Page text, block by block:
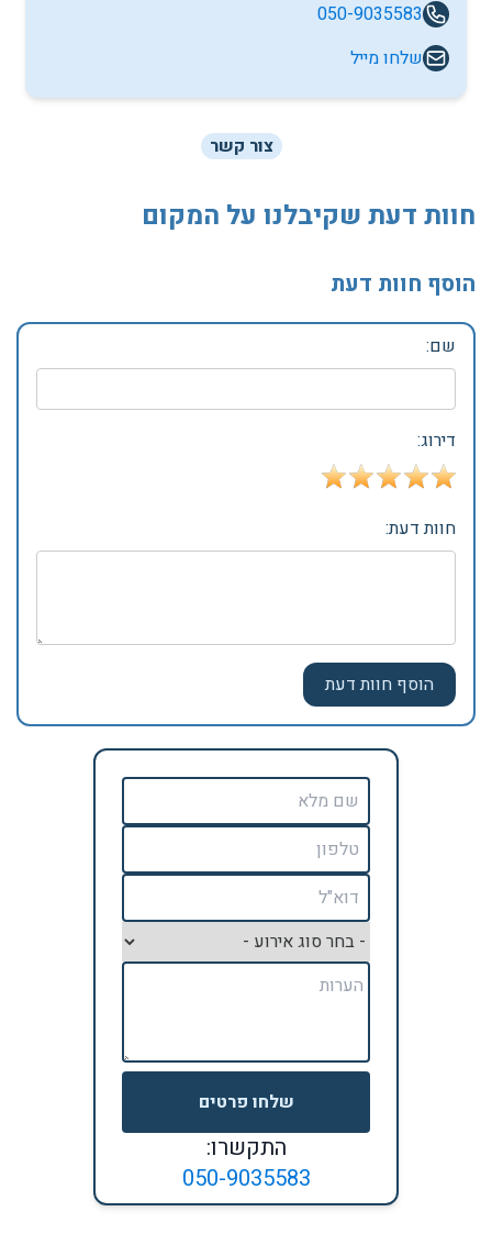
050-9035583
שלחו מייל
צור קשר
חוות דעת שקיבלנו על המקום
הוסף חוות דעת
שם:
דירוג:
חוות דעת:
שלחו פרטים
התקשרו:
050-9035583